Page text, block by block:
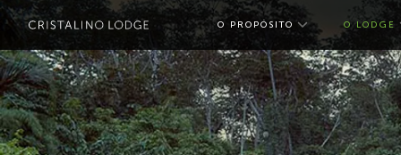
O PROPÓSITO toggle O LODGE